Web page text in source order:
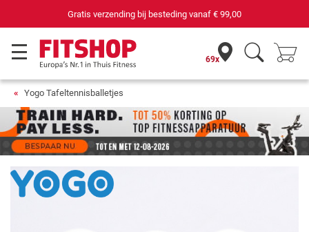
Gratis verzending bij besteding vanaf € 99,00
69x
Yogo Tafeltennisballetjes